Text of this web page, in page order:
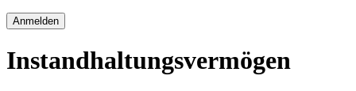
Instandhaltungsvermögen